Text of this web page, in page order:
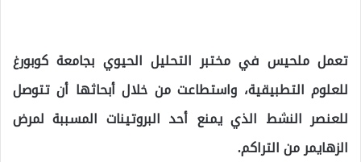
تعمل ملحيس في مختبر التحليل الحيوي بجامعة كوبورغ
للعلوم التطبيقية، واستطاعت من خلال أبحاثها أن تتوصل
للعنصر النشط الذي يمنع أحد البروتينات المسببة لمرض
الزهايمر من التراكم.